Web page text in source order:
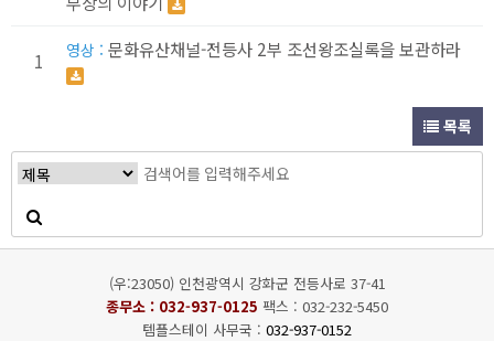
1 영상 : 문화유산채널-전등사 2부 조선왕조실록을 보관하라
목록
(우:23050) 인천광역시 강화군 전등사로 37-41
종무소 : 032-937-0125 팩스 : 032-232-5450
템플스테이 사무국 : 032-937-0152